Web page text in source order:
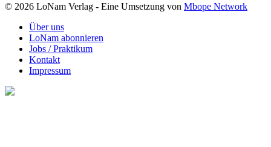
© 2026 LoNam Verlag - Eine Umsetzung von Mbope Network
Über uns
LoNam abonnieren
Jobs / Praktikum
Kontakt
Impressum